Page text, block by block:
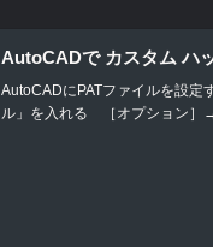
AutoCADで カスタム ハ
AutoCADにPATファイルを設
ル」を入れる ［オプション］